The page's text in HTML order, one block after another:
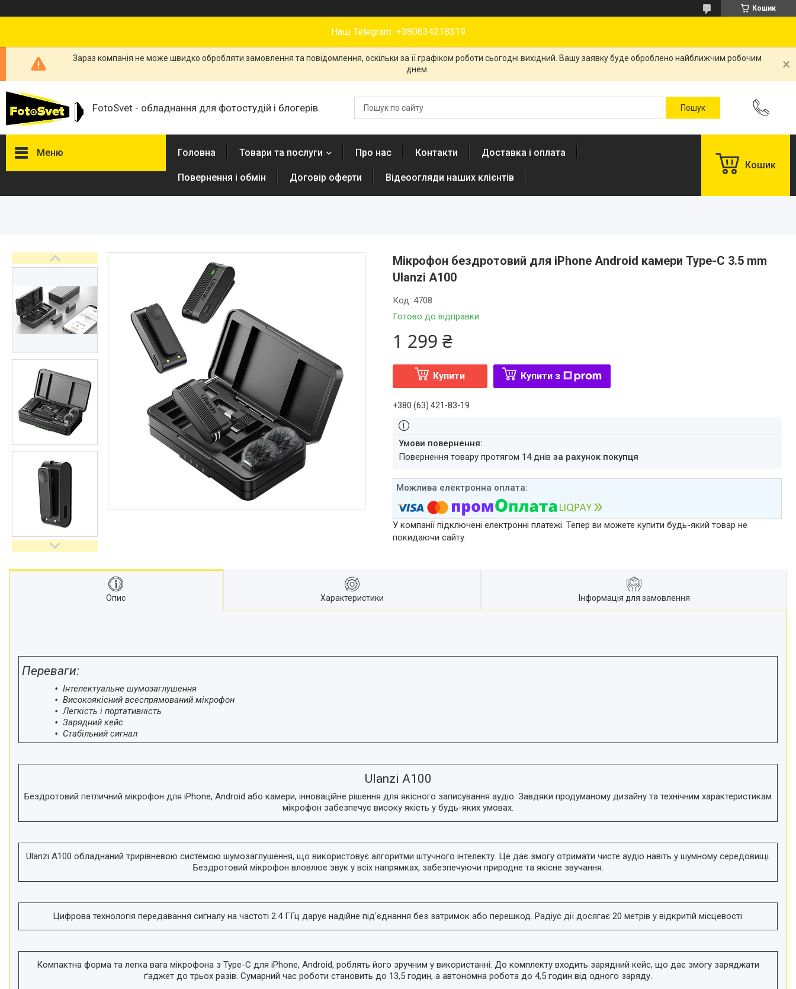
Кошик
Наш Telegram +380634218319
Зараз компанія не може швидко обробляти замовлення та повідомлення, оскільки за її графіком роботи сьогодні вихідний. Вашу заявку буде оброблено найближчим робочим
днем.
FotoSvet - обладнання для фотостудій і блогерів.
Меню
Студійні парасольки
Лампи для постійного та
імпульсного світла
Набори постійного світла для
фото і відео
Набори імпульсного світла
Фото відбивачі, тримачі для
відбивачів
Поворотні столики
Все для предметної зйомки
Лайтбокси, фотобокси
Кільцеві лампи, товари для
Світлодіодні LED-панель,
відеосвітло
Підсвічування, накамерне
світло
Штативи для фотоапаратів і
відеокамер
Стедіками, стабілізатори
Моноподи
Лінзи-об'єктиви для
обладнання
Перехідники для фототехніки і
Мікрофони, стійки, пантографи
Міні вітрові машини
Генератори диму
телефонів і смартфонів
Знижки
Сертифікати
Головна Товари та послуги Про нас Контакти Доставка і оплата
Повернення і обмін Договір оферти Відеоогляди наших клієнтів
Кошик
Мікрофон бездротовий для iPhone Android камери Type-C 3.5 mm
Ulanzi A100
Готово до відправки
Код: 4708
1 299 ₴
Купити Купити з
+380 (63) 421-83-19
повернення товару протягом 14 днів за рахунок покупця
У компанії підключені електронні платежі. Тепер ви можете купити будь-який товар не
покидаючи сайту.
Опис Характеристики Інформація для замовлення
Переваги:
Інтелектуальне шумозаглушення
Високоякісний всеспрямований мікрофон
Легкість і портативність
Зарядний кейс
Стабільний сигнал
Ulanzi A100
Бездротовий петличний мікрофон для iPhone, Android або камери, інноваційне рішення для якісного записування аудіо. Завдяки продуманому дизайну та технічним характеристикам
мікрофон забезпечує високу якість у будь-яких умовах.
Ulanzi A100 обладнаний трирівневою системою шумозаглушення, що використовує алгоритми штучного інтелекту. Це дає змогу отримати чисте аудіо навіть у шумному середовищі.
Бездротовий мікрофон вловлює звук у всіх напрямках, забезпечуючи природне та якісне звучання.
Цифрова технологія передавання сигналу на частоті 2.4 ГГц дарує надійне під'єднання без затримок або перешкод. Радіус дії досягає 20 метрів у відкритій місцевості.
Компактна форма та легка вага мікрофона з Type-C для iPhone, Android, роблять його зручним у використанні. До комплекту входить зарядний кейс, що дає змогу заряджати
ґаджет до трьох разів. Сумарний час роботи становить до 13,5 годин, а автономна робота до 4,5 годин від одного заряду.